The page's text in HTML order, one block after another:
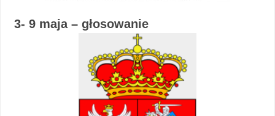
3- 9 maja – głosowanie